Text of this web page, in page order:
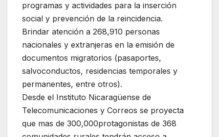
programas y actividades para la inserción
social y prevención de la reincidencia.
Brindar atención a 268,910 personas
nacionales y extranjeras en la emisión de
documentos migratorios (pasaportes,
salvoconductos, residencias temporales y
permanentes, entre otros).
Desde el Instituto Nicaragüense de
Telecomunicaciones y Correos se proyecta
que mas de 300,000protagonistas de 368